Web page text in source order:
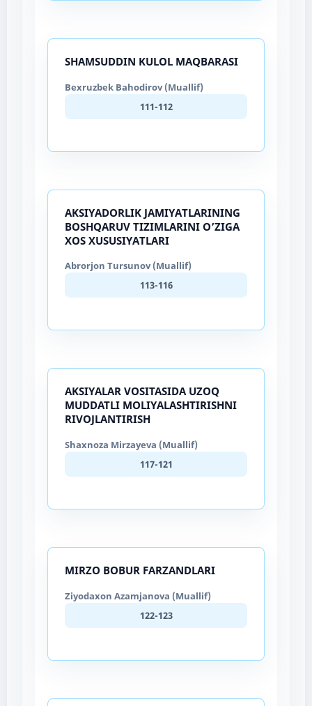
SHAMSUDDIN KULOL MAQBARASI
Bexruzbek Bahodirov (Muallif)
111-112
АKSIYАDОRLIK JАMIYАTLАRINING
BОSHQАRUV TIZIMLАRINI О’ZIGА
XОS XUSUSIYАTLАRI
Abrorjon Tursunov (Muallif)
113-116
AKSIYALAR VOSITASIDA UZOQ
MUDDATLI MOLIYALASHTIRISHNI
RIVOJLANTIRISH
Shaxnoza Mirzayeva (Muallif)
117-121
MIRZO BOBUR FARZANDLARI
Ziyodaxon Azamjanova (Muallif)
122-123